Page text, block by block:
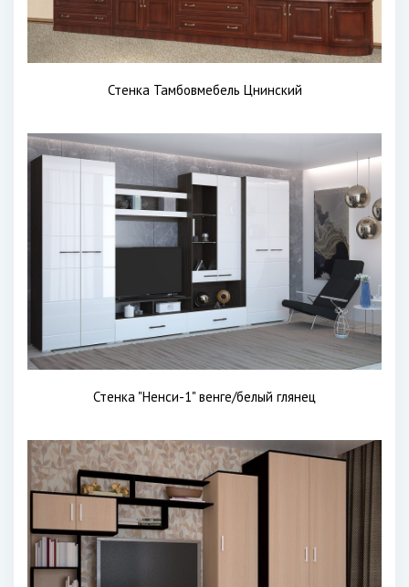
Стенка Тамбовмебель Цнинский
Стенка "Ненси-1" венге/белый глянец